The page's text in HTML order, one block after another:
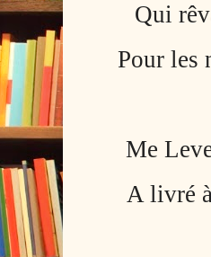
Qui
Pour les
Me
A livré